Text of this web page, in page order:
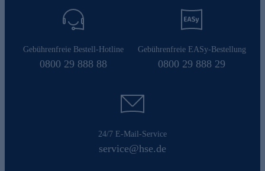
Gebührenfreie Bestell-Hotline
0800 29 888 88
Gebührenfreie EASy-Bestellung
0800 29 888 29
24/7 E-Mail-Service
service@hse.de